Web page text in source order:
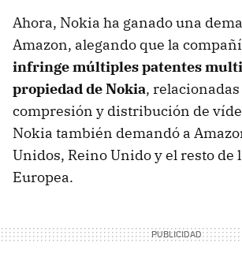
Ahora, Nokia ha ganado una
Amazon, alegando que la
infringe múltiples patentes
propiedad de Nokia, relacionadas
compresión y distribución de
Nokia también demandó a
Unidos, Reino Unido y el resto de
Europea.